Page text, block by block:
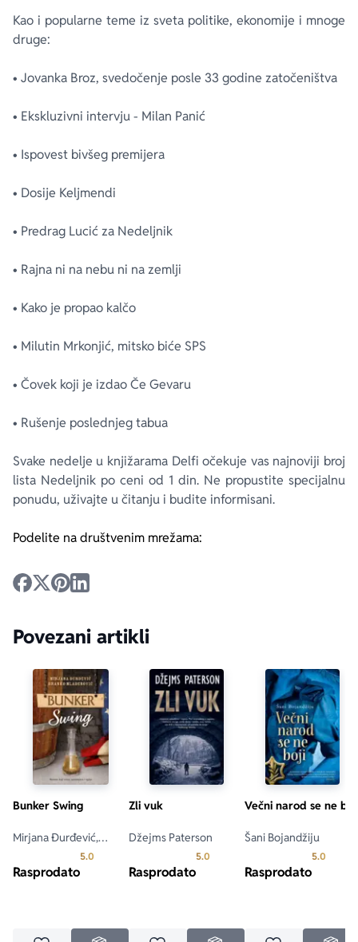
Kao i popularne teme iz sveta politike, ekonomije i mnoge
druge:
• Jovanka Broz, svedočenje posle 33 godine zatočeništva
• Ekskluzivni intervju - Milan Panić
• Ispovest bivšeg premijera
• Dosije Keljmendi
• Predrag Lucić za Nedeljnik
• Rajna ni na nebu ni na zemlji
• Kako je propao kalčo
• Milutin Mrkonjić, mitsko biće SPS
• Čovek koji je izdao Če Gevaru
• Rušenje poslednjeg tabua
Svake nedelje u knjižarama Delfi očekuje vas najnoviji broj
lista Nedeljnik po ceni od 1 din. Ne propustite specijalnu
ponudu, uživajte u čitanju i budite informisani.
Podelite na društvenim mrežama:
Povezani artikli
Bunker Swing
Mirjana Đurđević,
Branko Mlađenović
5.0 Prosecna ocena je 5.0 od 5
Rasprodato
Zli vuk
Džejms Paterson
5.0 Prosecna ocena je 5.0 od 5
Rasprodato
Večni narod se ne boji
Šani Bojandžiju
5.0
Rasprodato